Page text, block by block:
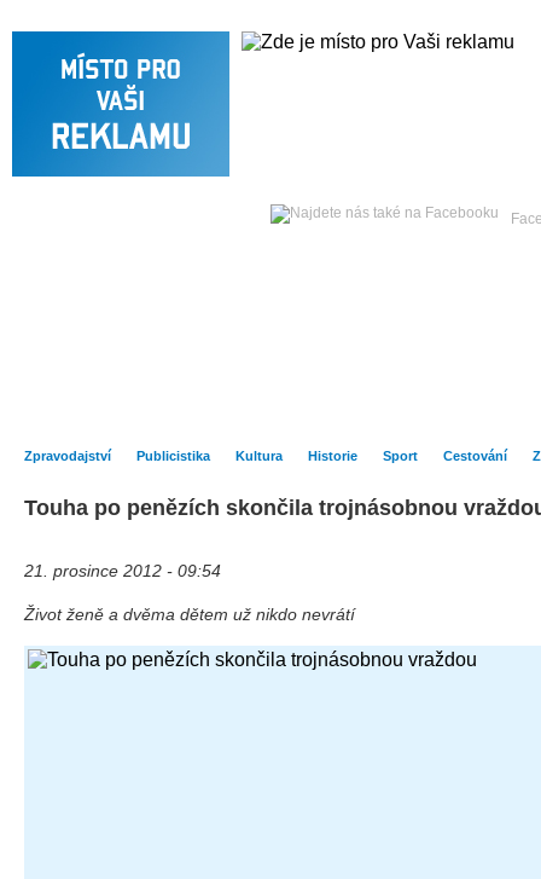
Zpravodajství Publicistika Kultura Historie Sport Cestování
Touha po penězích skončila trojnásobnou
21. prosince 2012 - 09:54
Život ženě a dvěma dětem už nikdo nevrátí